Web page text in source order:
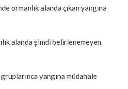
ormanlık alanda çıkan yangına
alanda şimdi belirlenemeyen
yangına müdahale